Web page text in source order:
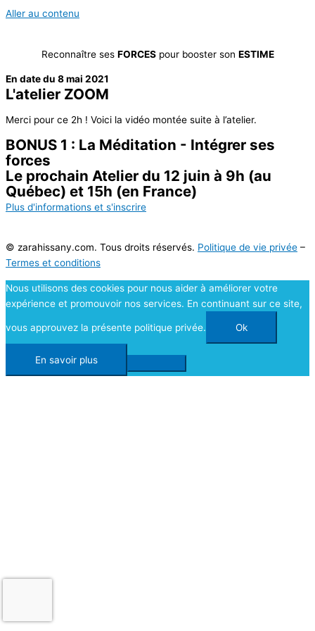
Aller au contenu
Reconnaître ses FORCESpour booster son ESTIME
En date du 8 mai 2021
L'atelier ZOOM
Merci pour ce 2h ! Voici la vidéo montée suite à l’atelier.
BONUS 1 : La Méditation - Intégrer ses
forces
Le prochain Atelier du 12 juin à 9h (au
Québec) et 15h (en France)
Plus d'informations et s'inscrire
© zarahissany.com. Tous droits réservés. Politique de vie privée –
Termes et conditions
Nous utilisons des cookies pour nous aider à améliorer votre
expérience et promouvoir nos services. En continuant sur ce site,
vous approuvez la présente politique privée. Ok
En savoir plus